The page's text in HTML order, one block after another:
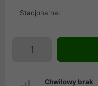
Stacjonarna:
Chwilowy brak